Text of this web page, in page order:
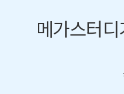
메가스터